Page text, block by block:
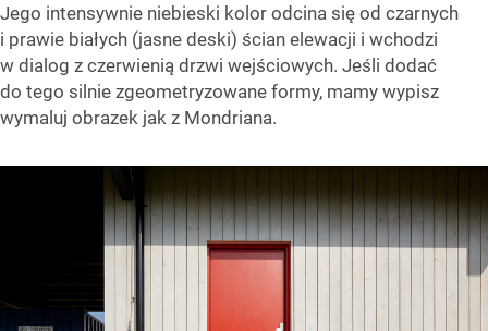
Jego intensywnie niebieski kolor odcina się od czarnych
i prawie białych (jasne deski) ścian elewacji i wchodzi
w dialog z czerwienią drzwi wejściowych. Jeśli dodać
do tego silnie zgeometryzowane formy, mamy wypisz
wymaluj obrazek jak z Mondriana.